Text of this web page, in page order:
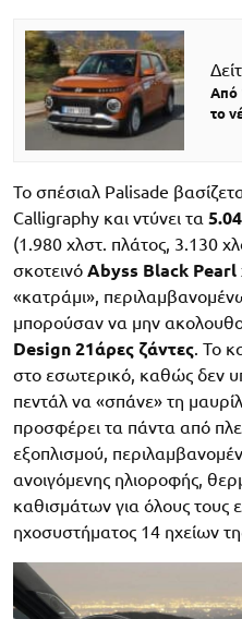
Από
το
Το σπέσιαλ Palisade
Calligraphy και ντύνει τα
(1.980 χλστ. πλάτος, 3.130
σκοτεινό Abyss Black
«κατράμι»,
μπορούσαν να μην
Design 21άρες ζάντες . Το
στο εσωτερικό, καθώς δεν
πεντάλ να «σπάνε» τη
προσφέρει τα πάντα από
εξοπλισμού,
ανοιγόμενης ηλιοροφής,
καθισμάτων για όλους τους
ηχοσυστήματος 14 ηχείων